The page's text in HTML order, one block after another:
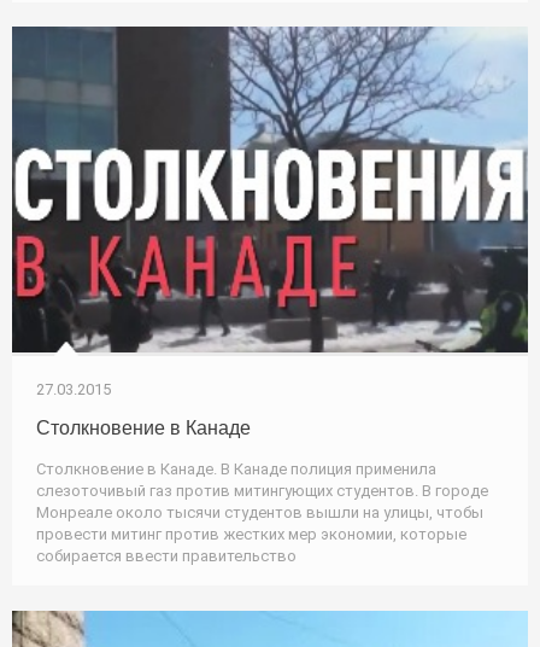
27.03.2015
Столкновение в Канаде
Столкновение в Канаде. В Канаде полиция применила
слезоточивый газ против митингующих студентов. В городе
Монреале около тысячи студентов вышли на улицы, чтобы
провести митинг против жестких мер экономии, которые
собирается ввести правительство